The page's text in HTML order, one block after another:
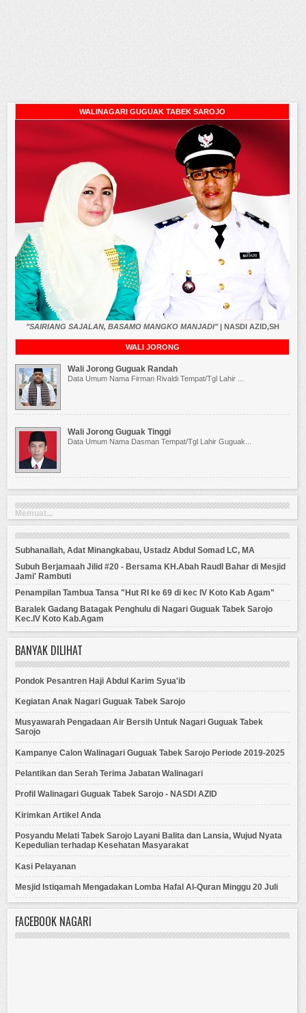
WALINAGARI GUGUAK TABEK SAROJO
"SAIRIANG SAJALAN, BASAMO MANGKO MANJADI"| NASDI AZID,SH
WALI JORONG
Wali Jorong Guguak Randah
Data Umum Nama Firman Rivaldi Tempat/Tgl Lahir ...
Wali Jorong Guguak Tinggi
Data Umum Nama Dasman Tempat/Tgl Lahir Guguak...
Memuat...
Subhanallah, Adat Minangkabau, Ustadz Abdul Somad LC, MA
Subuh Berjamaah Jilid #20 - Bersama KH.Abah Raudl Bahar di Mesjid
Jami' Rambuti
Penampilan Tambua Tansa "Hut RI ke 69 di kec IV Koto Kab Agam"
Baralek Gadang Batagak Penghulu di Nagari Guguak Tabek Sarojo
Kec.IV Koto Kab.Agam
BANYAK DILIHAT
Pondok Pesantren Haji Abdul Karim Syua'ib
Kegiatan Anak Nagari Guguak Tabek Sarojo
Musyawarah Pengadaan Air Bersih Untuk Nagari Guguak Tabek
Sarojo
Kampanye Calon Walinagari Guguak Tabek Sarojo Periode 2019-2025
Pelantikan dan Serah Terima Jabatan Walinagari
Profil Walinagari Guguak Tabek Sarojo - NASDI AZID
Kirimkan Artikel Anda
Posyandu Melati Tabek Sarojo Layani Balita dan Lansia, Wujud Nyata
Kepedulian terhadap Kesehatan Masyarakat
Kasi Pelayanan
Mesjid Istiqamah Mengadakan Lomba Hafal Al-Quran Minggu 20 Juli
FACEBOOK NAGARI